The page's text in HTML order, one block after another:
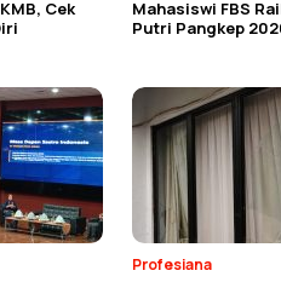
Cek
Mahasiswi FBS
Putri Pangkep
Profesiana